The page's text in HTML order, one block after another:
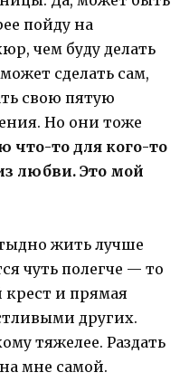
пойду на
чем буду делать
сделать сам,
свою пятую
Но они тоже
что-то для кого-то
любви. Это мой
жить лучше
чуть полегче — то
и прямая
других.
тяжелее. Раздать
мне самой.